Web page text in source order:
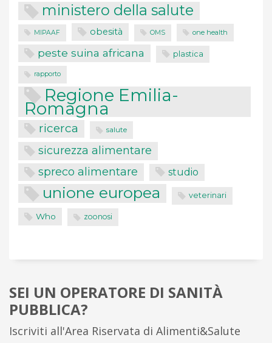
ministero della salute
MIPAAF obesità OMS one health
peste suina africana plastica
rapporto
Regione Emilia-
Romagna
ricerca salute
sicurezza alimentare
spreco alimentare studio
unione europea veterinari
Who zoonosi
SEI UN OPERATORE DI SANITÀ
PUBBLICA?
Iscriviti all'Area Riservata di Alimenti&Salute